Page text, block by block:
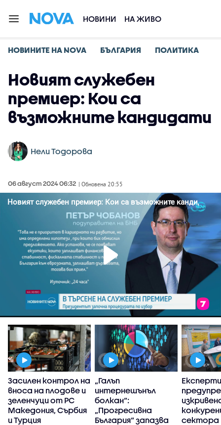
НОВИНИ НА ЖИВО
НОВИНИТЕ НА NOVA БЪЛГАРИЯ ПОЛИТИКА
Новият служебен
премиер: Кои са
възможните кандидати
Нели Тодорова
06 август 2024 06:32 | Обновена 20:55
Засилен контрол на
вноса на плодове и
зеленчуци от РС
Македония, Сърбия
и Турция
„Галъп
интернешънъл
болкан“:
„Прогресивна
България“ запазва
Експерти
сектора